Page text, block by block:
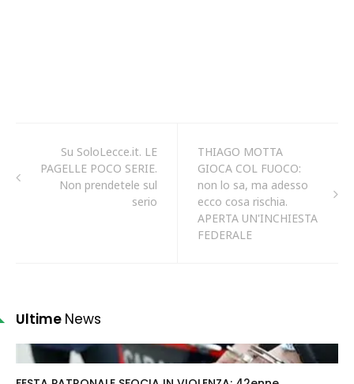
Su SoloLecce.it. LE
PAGELLE POCO SERIE.
Non prendetele sul
serio
THIAGO MOTTA
GIOCA COL FUOCO:
non lo sa, ma adesso
ecco cosa rischia.
APERTA UN'INCHIESTA
FEDERALE
Ultime News